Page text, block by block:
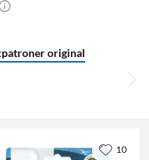
original
10